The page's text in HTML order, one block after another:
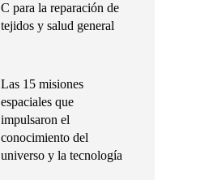
C para la reparación de
tejidos y salud general
Las 15 misiones
espaciales que
impulsaron el
conocimiento del
universo y la tecnología